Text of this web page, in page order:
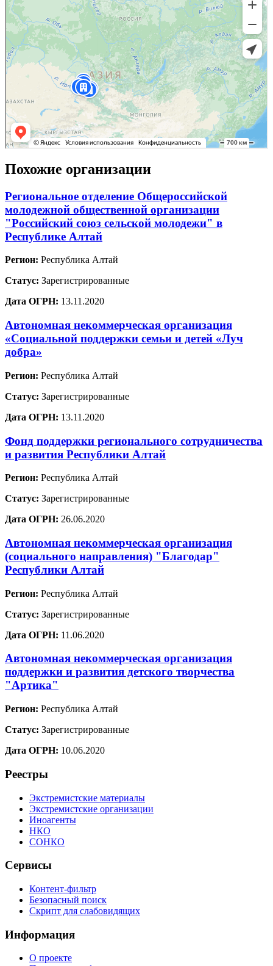
Похожие организации
Региональное отделение Общероссийской
молодежной общественной организации
"Российский союз сельской молодежи" в
Республике Алтай
Регион: Республика Алтай
Статус: Зарегистрированные
Дата ОГРН: 13.11.2020
Автономная некоммерческая организация
«Социальной поддержки семьи и детей «Луч
добра»
Регион: Республика Алтай
Статус: Зарегистрированные
Дата ОГРН: 13.11.2020
Фонд поддержки регионального сотрудничества
и развития Республики Алтай
Регион: Республика Алтай
Статус: Зарегистрированные
Дата ОГРН: 26.06.2020
Автономная некоммерческая организация
(социального направления) "Благодар"
Республики Алтай
Регион: Республика Алтай
Статус: Зарегистрированные
Дата ОГРН: 11.06.2020
Автономная некоммерческая организация
поддержки и развития детского творчества
"Артика"
Регион: Республика Алтай
Статус: Зарегистрированные
Дата ОГРН: 10.06.2020
Реестры
Экстремистские материалы
Экстремистские организации
Иноагенты
НКО
СОНКО
Сервисы
Контент-фильтр
Безопасный поиск
Скрипт для слабовидящих
Информация
О проекте